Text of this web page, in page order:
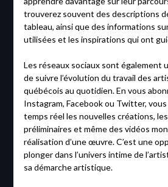
trouverez souvent des descriptions
tableau, ainsi que des informations
utilisées et les inspirations qui ont
Les réseaux sociaux sont également
de suivre l’évolution du travail des
québécois au quotidien. En vous
Instagram, Facebook ou Twitter,
temps réel les nouvelles créations,
préliminaires et même des vidéos
réalisation d’une œuvre. C’est une
plonger dans l’univers intime de
sa démarche artistique.